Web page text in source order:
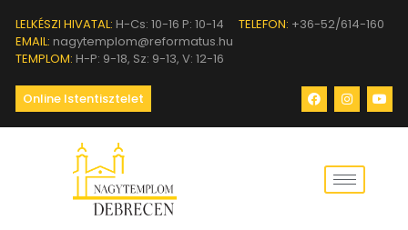
LELKÉSZI HIVATAL: H-Cs: 10-16 P: 10-14 TELEFON: +36-52/614-160
EMAIL: nagytemplom@reformatus.hu
TEMPLOM: H-P: 9-18, Sz: 9-13, V: 12-16
Online Istentisztelet